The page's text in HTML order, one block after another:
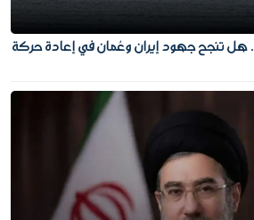
تنجح جهود إيران وعُمان في إعادة حركة